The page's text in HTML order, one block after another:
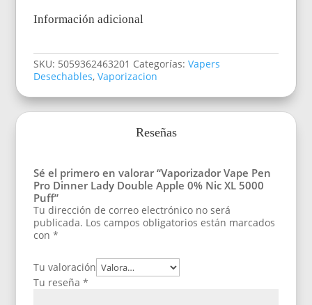
Información adicional
SKU: 5059362463201 Categorías:Vapers
Desechables,Vaporizacion
Reseñas
Sé el primero en valorar “Vaporizador Vape Pen
Pro Dinner Lady Double Apple 0% Nic XL 5000
Puff”
Tu dirección de correo electrónico no será
publicada. Los campos obligatorios están marcados
con*
Tu valoración
Tu reseña*